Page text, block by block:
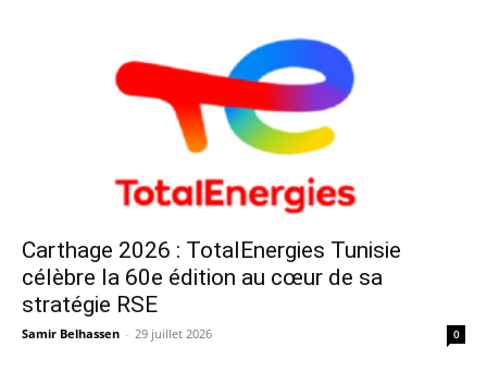
Carthage 2026 : TotalEnergies Tunisie
célèbre la 60e édition au cœur de sa
stratégie RSE
Samir Belhassen - 29 juillet 2026 0